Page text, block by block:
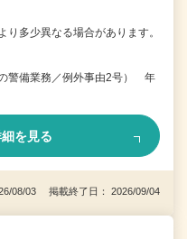
多少異なる場合があります。
警備業務／例外事由2号） 年
を見る
08/03 掲載終了日： 2026/09/04